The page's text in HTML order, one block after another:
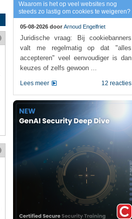
Waarom is het op veel websites nog
steeds zo lastig om cookies te weigeren?
05-08-2026 door Arnoud Engelfriet
Juridische vraag: Bij cookiebanners
valt me regelmatig op dat "alles
accepteren" veel eenvoudiger is dan
keuzes of zelfs gewoon ...
12 reacties
Lees meer